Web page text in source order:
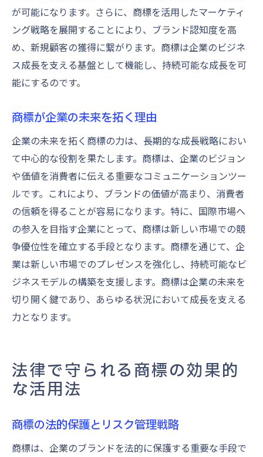
が可能になります。さらに、商標を活用したマーケティ
ング戦略を展開することにより、ブランド認知度を高
め、新規顧客の獲得に繋がります。商標は企業のビジネ
ス成長を支える基盤として機能し、持続可能な成長を可
能にするのです。
商標が企業の未来を拓く理由
企業の未来を拓く商標の力は、長期的な成長戦略におい
て中心的な役割を果たします。商標は、企業のビジョン
や価値を消費者に伝える重要なコミュニケーションツー
ルです。これにより、ブランドの価値が高まり、消費者
の信頼を得ることが容易になります。特に、国際市場へ
の参入を目指す企業にとって、商標は新しい市場での競
争優位性を確立する手段となります。商標を通じて、企
業は新しい市場でのプレゼンスを強化し、持続可能なビ
ジネスモデルの構築を支援します。商標は企業の未来を
切り開く鍵であり、あらゆる状況において成長を支える
力となります。
法律で守られる商標の効果的
な活用法
商標の法的保護とリスク管理戦略
商標は、企業のブランドを法的に保護する重要な手段で